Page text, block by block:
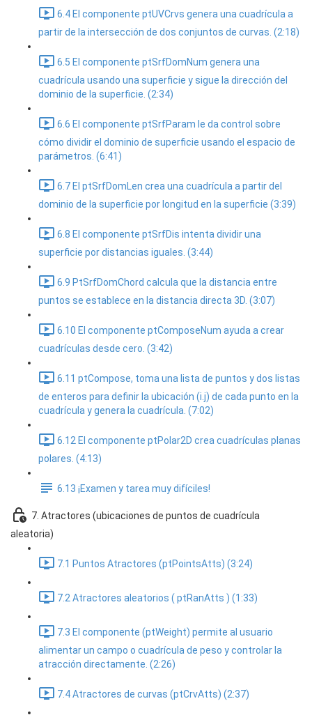
6.4 El componente ptUVCrvs genera una cuadrícula a
partir de la intersección de dos conjuntos de curvas. (2:18)
6.5 El componente ptSrfDomNum genera una
cuadrícula usando una superficie y sigue la dirección del
dominio de la superficie. (2:34)
6.6 El componente ptSrfParam le da control sobre
cómo dividir el dominio de superficie usando el espacio de
parámetros. (6:41)
6.7 El ptSrfDomLen crea una cuadrícula a partir del
dominio de la superficie por longitud en la superficie (3:39)
6.8 El componente ptSrfDis intenta dividir una
superficie por distancias iguales. (3:44)
6.9 PtSrfDomChord calcula que la distancia entre
puntos se establece en la distancia directa 3D. (3:07)
6.10 El componente ptComposeNum ayuda a crear
cuadrículas desde cero. (3:42)
6.11 ptCompose, toma una lista de puntos y dos listas
de enteros para definir la ubicación (i.j) de cada punto en la
cuadrícula y genera la cuadrícula. (7:02)
6.12 El componente ptPolar2D crea cuadrículas planas
polares. (4:13)
6.13 ¡Examen y tarea muy difíciles!
7. Atractores (ubicaciones de puntos de cuadrícula
aleatoria)
7.1 Puntos Atractores (ptPointsAtts) (3:24)
7.2 Atractores aleatorios ( ptRanAtts ) (1:33)
7.3 El componente (ptWeight) permite al usuario
alimentar un campo o cuadrícula de peso y controlar la
atracción directamente. (2:26)
7.4 Atractores de curvas (ptCrvAtts) (2:37)